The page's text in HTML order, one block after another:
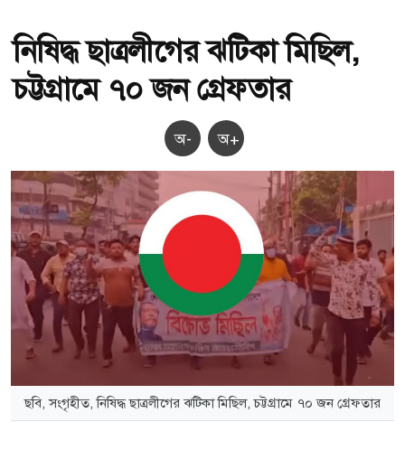
নিষিদ্ধ ছাত্রলীগের ঝটিকা মিছিল,
চট্টগ্রামে ৭০ জন গ্রেফতার
অ- অ+
ছবি, সংগৃহীত, নিষিদ্ধ ছাত্রলীগের ঝটিকা মিছিল, চট্টগ্রামে ৭০ জন গ্রেফতার